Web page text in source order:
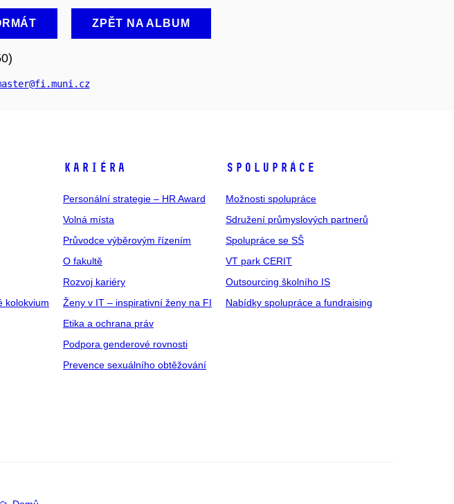
ZPĚT NA ALBUM
@fi .muni .cz
kolokvium
KARIÉRA
Personální strategie – HR Award
Volná místa
Průvodce výběrovým řízením
O fakultě
Rozvoj kariéry
Ženy v IT – inspirativní ženy na FI
Etika a ochrana práv
Podpora genderové rovnosti
Prevence sexuálního obtěžování
SPOLUPRÁCE
Možnosti spolupráce
Sdružení průmyslových partnerů
Spolupráce se SŠ
VT park CERIT
Outsourcing školního IS
Nabídky spolupráce a fundraising